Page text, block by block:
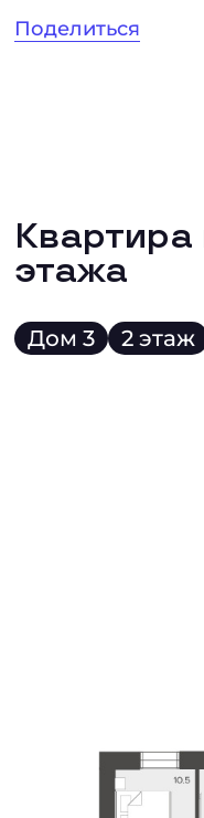
Поделиться
Квартира
этажа
Дом 3 2 этаж